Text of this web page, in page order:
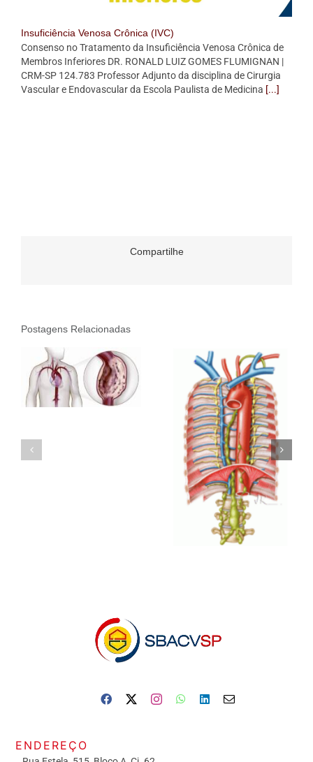
Insuficiência Venosa Crônica (IVC)
Consenso no Tratamento da Insuficiência Venosa Crônica de
Membros Inferiores DR. RONALD LUIZ GOMES FLUMIGNAN |
CRM-SP 124.783 Professor Adjunto da disciplina de Cirurgia
Vascular e Endovascular da Escola Paulista de Medicina [...]
Compartilhe
Postagens Relacionadas
ENDEREÇO